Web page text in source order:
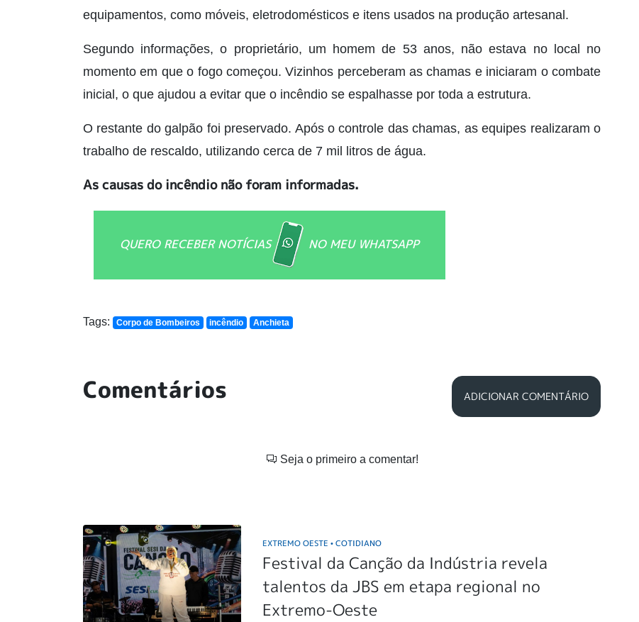
equipamentos, como móveis, eletrodomésticos e itens usados na produção artesanal.
Segundo informações, o proprietário, um homem de 53 anos, não estava no local no
momento em que o fogo começou. Vizinhos perceberam as chamas e iniciaram o combate
inicial, o que ajudou a evitar que o incêndio se espalhasse por toda a estrutura.
O restante do galpão foi preservado. Após o controle das chamas, as equipes realizaram o
trabalho de rescaldo, utilizando cerca de 7 mil litros de água.
As causas do incêndio não foram informadas.
QUERO RECEBER NOTÍCIAS NO MEU WHATSAPP
Tags: Corpo de Bombeiros incêndio Anchieta
Comentários ADICIONAR COMENTÁRIO
Seja o primeiro a comentar!
EXTREMO OESTE• COTIDIANO
Festival da Canção da Indústria revela
talentos da JBS em etapa regional no
Extremo-Oeste